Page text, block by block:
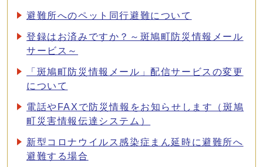
避難所へのペット同行避難について
登録はお済みですか？～斑鳩町防災情報メール
サービス～
「斑鳩町防災情報メール」配信サービスの変更
について
電話やFAXで防災情報をお知らせします（斑鳩
町災害情報伝達システム）
新型コロナウイルス感染症まん延時に避難所へ
避難する場合